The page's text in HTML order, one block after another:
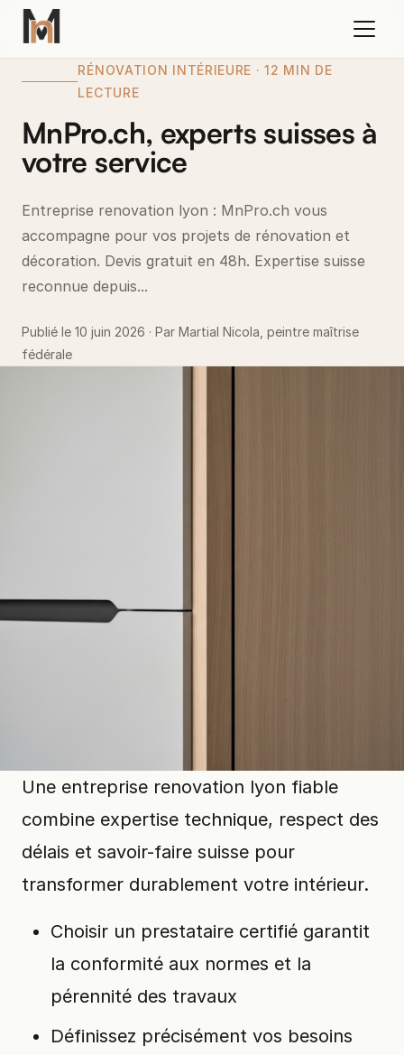
RÉNOVATION INTÉRIEURE · 12 MIN DE
LECTURE
MnPro.ch, experts suisses à
votre service
Entreprise renovation lyon : MnPro.ch vous
accompagne pour vos projets de rénovation et
décoration. Devis gratuit en 48h. Expertise suisse
reconnue depuis...
Publié le 10 juin 2026 · Par Martial Nicola, peintre maîtrise
fédérale
Une entreprise renovation lyon fiable
combine expertise technique, respect des
délais et savoir-faire suisse pour
transformer durablement votre intérieur.
Choisir un prestataire certifié garantit
la conformité aux normes et la
pérennité des travaux
Définissez précisément vos besoins